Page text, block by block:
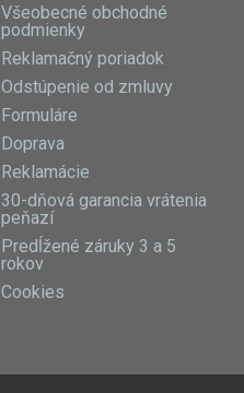
Všeobecné obchodné
podmienky
Reklamačný poriadok
Odstúpenie od zmluvy
Formuláre
Doprava
Reklamácie
30-dňová garancia vrátenia
peňazí
Predĺžené záruky 3 a 5
rokov
Cookies